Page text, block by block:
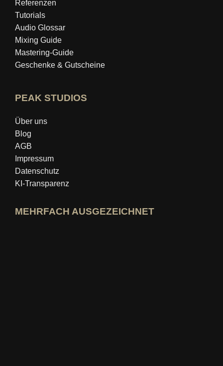
Referenzen
Tutorials
Audio Glossar
Mixing Guide
Mastering‑Guide
Geschenke & Gutscheine
PEAK STUDIOS
Über uns
Blog
AGB
Impressum
Datenschutz
KI-Transparenz
MEHRFACH AUSGEZEICHNET